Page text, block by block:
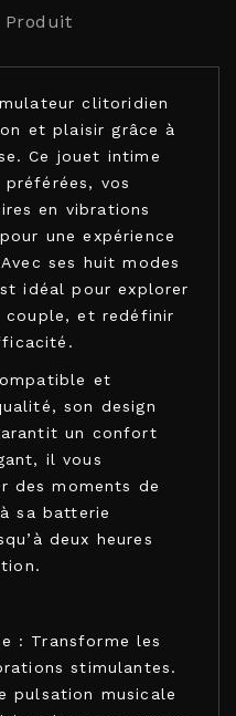
Produit
clitoridien
et plaisir grâce à
Ce jouet intime
vos
en vibrations
une expérience
ses huit modes
idéal pour explorer
couple, et redéfinir
et
son design
un confort
il vous
des moments de
sa batterie
deux heures
: Transforme les
stimulantes.
pulsation musicale